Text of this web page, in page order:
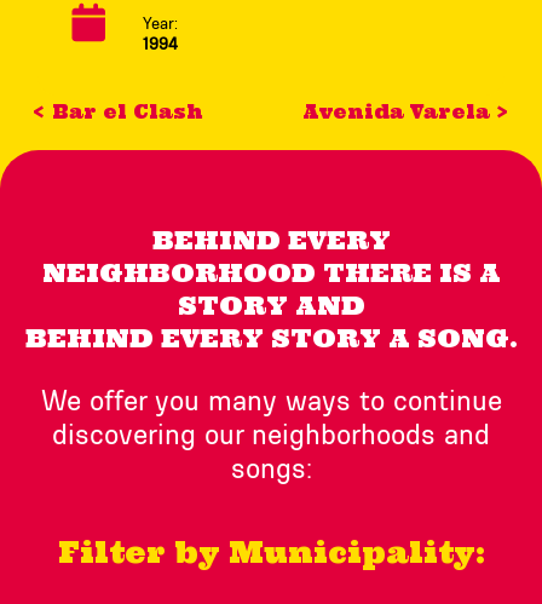
Year:
1994
< Bar el Clash Avenida Varela >
BEHIND EVERY
NEIGHBORHOOD THERE IS A
STORY AND
BEHIND EVERY STORY A SONG.
We offer you many ways to continue
discovering our neighborhoods and
songs:
Filter by Municipality: